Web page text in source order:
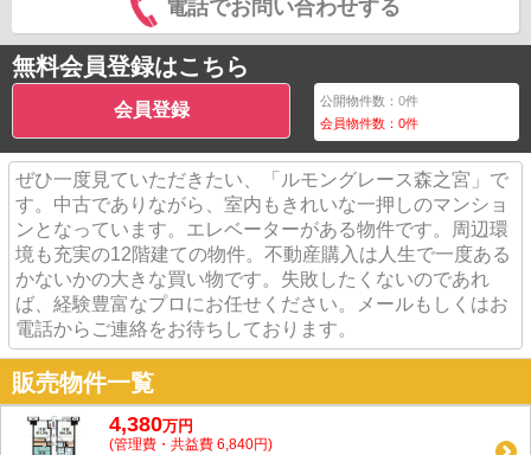
電話でお問い合わせする
無料会員登録はこちら
会員登録 公開物件数：0件
会員物件数：0件
ぜひ一度見ていただきたい、「ルモングレース森之宮」で
す。中古でありながら、室内もきれいな一押しのマンショ
ンとなっています。エレベーターがある物件です。周辺環
境も充実の12階建ての物件。不動産購入は人生で一度ある
かないかの大きな買い物です。失敗したくないのであれ
ば、経験豊富なプロにお任せください。メールもしくはお
電話からご連絡をお待ちしております。
販売物件一覧
4,380万円
(管理費・共益費 6,840円)